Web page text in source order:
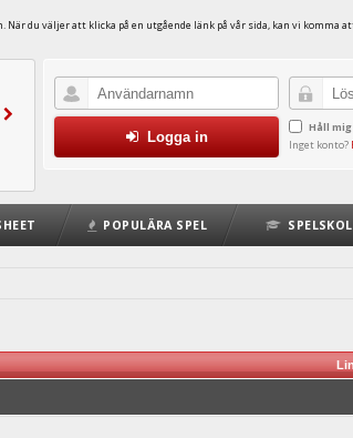
du väljer att klicka på en utgående länk på vår sida, kan vi komma
Håll
Inget konto?
Logga in
POPULÄRA SPEL